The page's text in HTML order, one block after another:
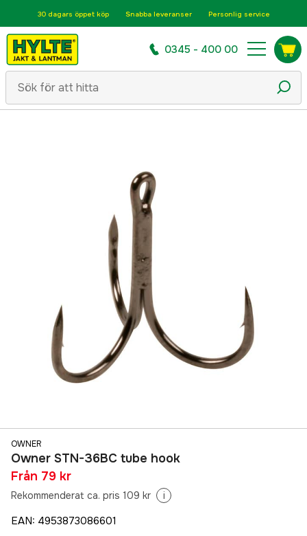
30 dagars öppet köp Snabba leveranser Personlig service
0345 - 400 00
OWNER
Owner STN-36BC tube hook
Från 79 kr
Rekommenderat ca. pris 109 kr i
EAN: 4953873086601